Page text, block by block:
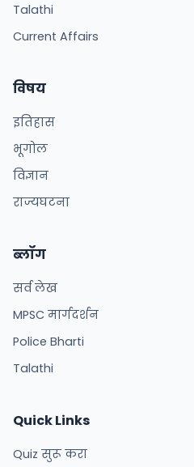
Talathi
Current Affairs
विषय
इतिहास
भूगोल
विज्ञान
राज्यघटना
ब्लॉग
सर्व लेख
MPSC मार्गदर्शन
Police Bharti
Talathi
Quick Links
Quiz सुरू करा